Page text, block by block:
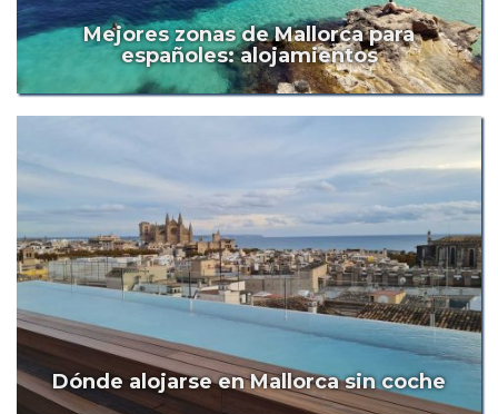
Mejores zonas de Mallorca para
españoles: alojamientos
Dónde alojarse en Mallorca sin coche